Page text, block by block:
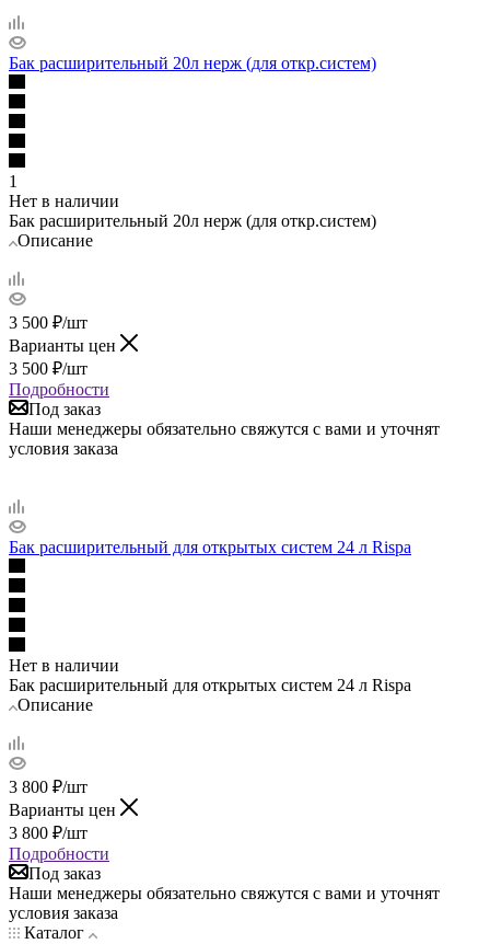
Бак расширительный 20л нерж (для откр.систем)
1
Нет в наличии
Бак расширительный 20л нерж (для откр.систем)
Описание
3 500 ₽/шт
Варианты цен
3 500 ₽/шт
Подробности
Под заказ
Наши менеджеры обязательно свяжутся с вами и уточнят
условия заказа
Бак расширительный для открытых систем 24 л Rispa
Нет в наличии
Бак расширительный для открытых систем 24 л Rispa
Описание
3 800 ₽/шт
Варианты цен
3 800 ₽/шт
Подробности
Под заказ
Наши менеджеры обязательно свяжутся с вами и уточнят
условия заказа
Каталог